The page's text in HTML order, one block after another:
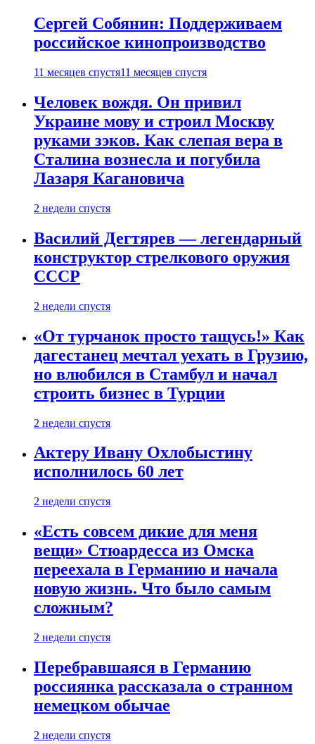
Сергей Собянин: Поддерживаем
российское кинопроизводство
11 месяцев спустя11 месяцев спустя
Человек вождя. Он привил
Украине мову и строил Москву
руками зэков. Как слепая вера в
Сталина вознесла и погубила
Лазаря Кагановича
2 недели спустя
Василий Дегтярев — легендарный
конструктор стрелкового оружия
СССР
2 недели спустя
«От турчанок просто тащусь!» Как
дагестанец мечтал уехать в Грузию,
но влюбился в Стамбул и начал
строить бизнес в Турции
2 недели спустя
Актеру Ивану Охлобыстину
исполнилось 60 лет
2 недели спустя
«Есть совсем дикие для меня
вещи» Стюардесса из Омска
переехала в Германию и начала
новую жизнь. Что было самым
сложным?
2 недели спустя
Перебравшаяся в Германию
россиянка рассказала о странном
немецком обычае
2 недели спустя